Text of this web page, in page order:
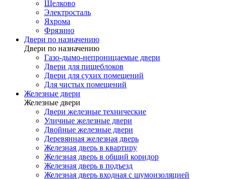
Щелково
Электросталь
Яхрома
Фрязино
Двери по назначению
Двери по назначению
Газо-дымо-непроницаемые двери
Двери для пищеблоков
Двери для сухих помещений
Для чистых помещений
Железные двери
Железные двери
Двери железные технические
Уличные железные двери
Двойные железные двери
Деревянная железная дверь
Железная дверь в квартиру
Железная дверь в общий коридор
Железная дверь в подъезд
Железная дверь входная с шумоизоляцией